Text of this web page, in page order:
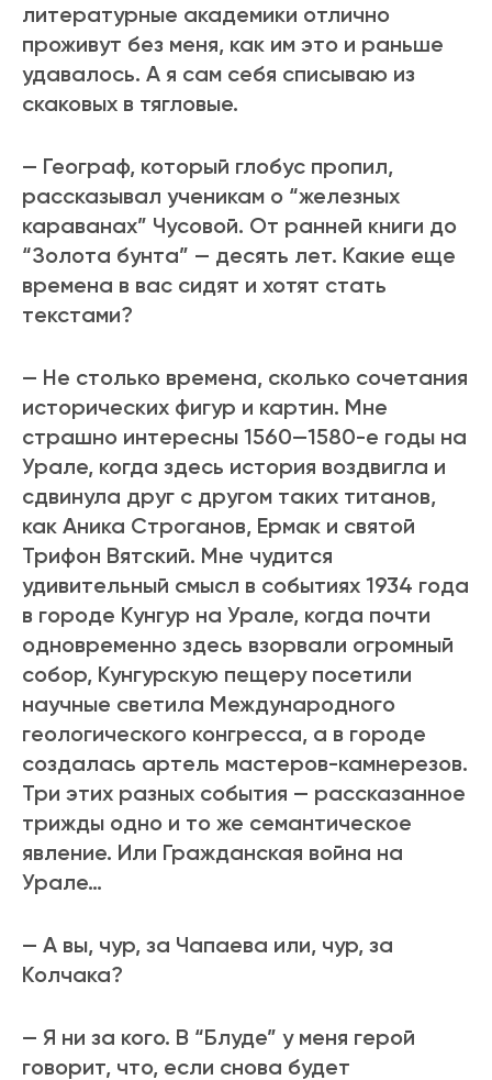
литературные академики отлично
проживут без меня, как им это и раньше
удавалось. А я сам себя списываю из
скаковых в тягловые.
— Географ, который глобус пропил,
рассказывал ученикам о “железных
караванах” Чусовой. От ранней книги до
“Золота бунта” — десять лет. Какие еще
времена в вас сидят и хотят стать
текстами?
— Не столько времена, сколько сочетания
исторических фигур и картин. Мне
страшно интересны 1560—1580-е годы на
Урале, когда здесь история воздвигла и
сдвинула друг с другом таких титанов,
как Аника Строганов, Ермак и святой
Трифон Вятский. Мне чудится
удивительный смысл в событиях 1934 года
в городе Кунгур на Урале, когда почти
одновременно здесь взорвали огромный
собор, Кунгурскую пещеру посетили
научные светила Международного
геологического конгресса, а в городе
создалась артель мастеров-камнерезов.
Три этих разных события — рассказанное
трижды одно и то же семантическое
явление. Или Гражданская война на
Урале…
— А вы, чур, за Чапаева или, чур, за
Колчака?
— Я ни за кого. В “Блуде” у меня герой
говорит, что, если снова будет